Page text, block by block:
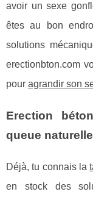
avoir un sexe
êtes au bon
solutions
erectionbton.com
pour agrandir son
Erection
queue
Déjà, tu connais la
en stock des